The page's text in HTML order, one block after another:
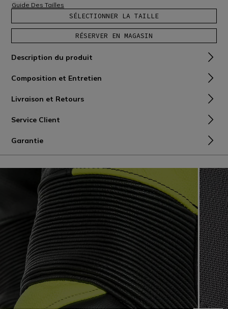
Guide Des Tailles
SÉLECTIONNER LA TAILLE
RÉSERVER EN MAGASIN
Description du produit
Composition et Entretien
Livraison et Retours
Service Client
Garantie